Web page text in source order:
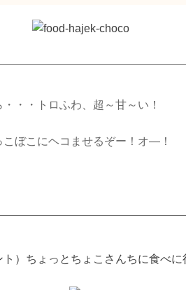
・・トロふわ、超～甘～い！
こぼこにヘコませるぞー！オ―！
）ちょっとちょこさんちに食べに